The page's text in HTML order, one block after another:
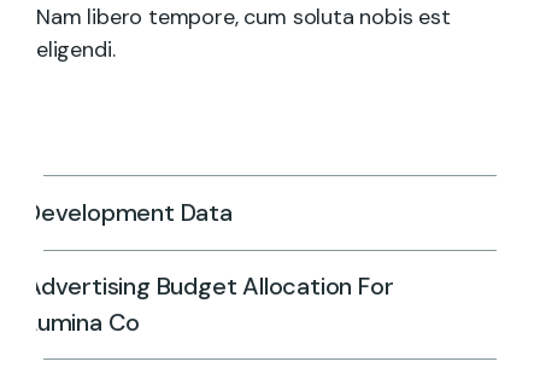
Nam libero tempore, cum soluta nobis est
eligendi.
Development Data
Advertising Budget Allocation For
Lumina Co